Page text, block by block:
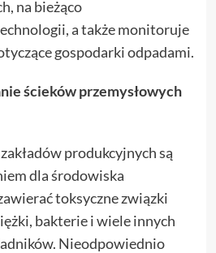
na bieżąco
a także monitoruje
gospodarki odpadami.
ścieków przemysłowych
produkcyjnych są
dla środowiska
toksyczne związki
bakterie i wiele innych
Nieodpowiednio